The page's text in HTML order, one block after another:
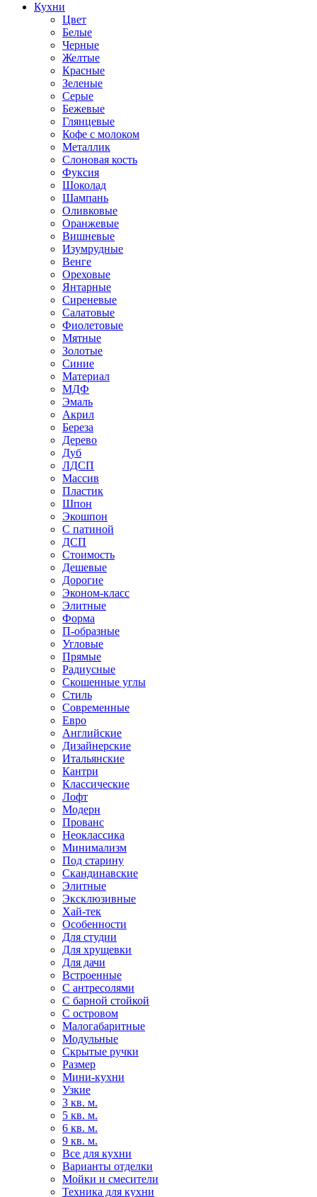
Кухни
Цвет
Белые
Черные
Желтые
Красные
Зеленые
Серые
Бежевые
Глянцевые
Кофе с молоком
Металлик
Слоновая кость
Фуксия
Шоколад
Шампань
Оливковые
Оранжевые
Вишневые
Изумрудные
Венге
Ореховые
Янтарные
Сиреневые
Салатовые
Фиолетовые
Мятные
Золотые
Синие
Материал
МДФ
Эмаль
Акрил
Береза
Дерево
Дуб
ЛДСП
Массив
Пластик
Шпон
Экошпон
С патиной
ДСП
Стоимость
Дешевые
Дорогие
Эконом-класс
Элитные
Форма
П-образные
Угловые
Прямые
Радиусные
Скошенные углы
Стиль
Современные
Евро
Английские
Дизайнерские
Итальянские
Кантри
Классические
Лофт
Модерн
Прованс
Неоклассика
Минимализм
Под старину
Скандинавские
Элитные
Эксклюзивные
Хай-тек
Особенности
Для студии
Для хрущевки
Для дачи
Встроенные
С антресолями
С барной стойкой
С островом
Малогабаритные
Модульные
Скрытые ручки
Размер
Мини-кухни
Узкие
3 кв. м.
5 кв. м.
6 кв. м.
9 кв. м.
Все для кухни
Варианты отделки
Мойки и смесители
Техника для кухни